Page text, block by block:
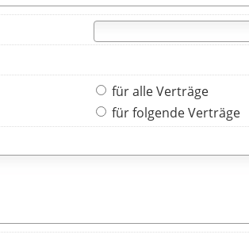
für alle Verträge
für folgende Verträge